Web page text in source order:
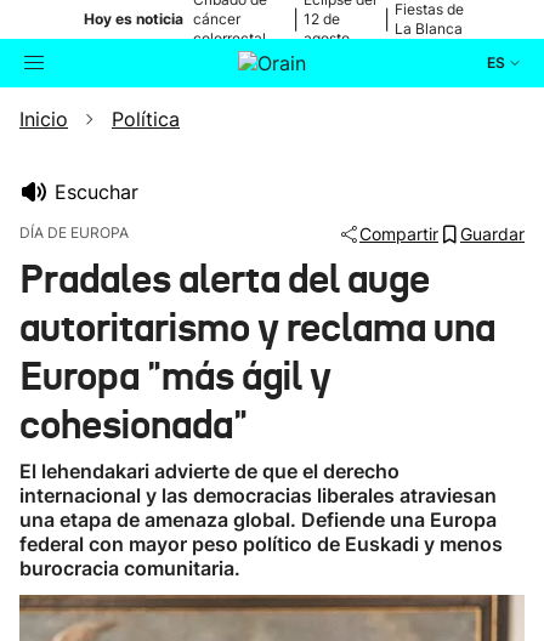
Hoy es noticia cáncer
colorrectal
12 de
agosto
Fiestas de
La Blanca
ES
Buscador
Ikusmiran
Eguraldia
Inicio Política
Escuchar
DÍA DE EUROPA Compartir Guardar
Pradales alerta del auge
autoritarismo y reclama una
Europa "más ágil y
cohesionada"
El lehendakari advierte de que el derecho
internacional y las democracias liberales atraviesan
una etapa de amenaza global. Defiende una Europa
federal con mayor peso político de Euskadi y menos
burocracia comunitaria.